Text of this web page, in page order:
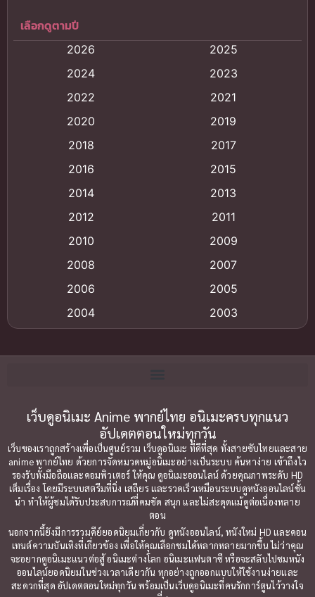
Anal (ประตูหลัง)
Animation การ์ตูน
Animation อนิเมะ
Animation แอนิเมชัน
(9)
Big tits (นมใหญ่)
Bitch (ผู้หญิงร่าน)
Bondage (ทาส)(1)
Censored (เซ็นเซอร์)(19)
Comedy (ตลก)(79)
Comedy ตลก
Comic Book การ์ตูน(1)
Coming of Age ก้าวพ้นวัย (7)
เลือกดูตามปี
2026
2025
2024
2023
2022
2021
2020
2019
2018
2017
2016
2015
2014
2013
2012
2011
2010
2009
2008
2007
2006
2005
2004
2003
2000
1999
1996
1990
1989
1988
1987
1985
1984
1983
1982
1981
1980
1979
1977
1972
เว็บดูอนิเมะ Anime พากย์ไทย อนิเมะครบทุกแนว
อัปเดตตอนใหม่ทุกวัน
เว็บของเราถูกสร้างเพื่อเป็นศูนย์รวม เว็บดูอนิเมะ ที่ดีที่สุด ทั้งสายซับไทยและสาย
anime พากย์ไทย ด้วยการจัดหมวดหมู่อนิเมะอย่างเป็นระบบ ค้นหาง่าย เข้าถึงไว
รองรับทั้งมือถือและคอมพิวเตอร์ ให้คุณ ดูอนิเมะออนไลน์ ด้วยคุณภาพระดับ HD
เต็มเรื่อง โดยมีระบบสตรีมที่นิ่ง เสถียร และรวดเร็วเหมือนระบบดูหนังออนไลน์ชั้น
นำ ทำให้ผู้ชมได้รับประสบการณ์ที่คมชัด สนุก และไม่สะดุดแม้ดูต่อเนื่องหลาย
ตอน
นอกจากนี้ยังมีการรวมคีย์ยอดนิยมเกี่ยวกับ ดูหนังออนไลน์, หนังใหม่ HD และคอน
เทนต์ความบันเทิงที่เกี่ยวข้อง เพื่อให้คุณเลือกชมได้หลากหลายมากขึ้น ไม่ว่าคุณ
จะอยากดูอนิเมะแนวต่อสู้ อนิเมะต่างโลก อนิเมะแฟนตาซี หรือจะสลับไปชมหนัง
ออนไลน์ยอดนิยมในช่วงเวลาเดียวกัน ทุกอย่างถูกออกแบบให้ใช้งานง่ายและ
สะดวกที่สุด อัปเดตตอนใหม่ทุกวัน พร้อมเป็นเว็บดูอนิเมะที่คนรักการ์ตูนไว้วางใจ